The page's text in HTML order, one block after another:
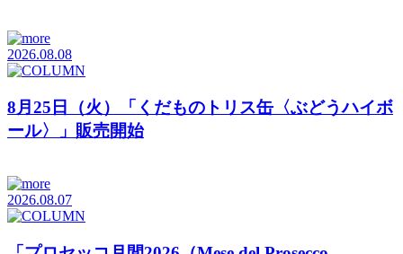
2026.08.08
8月25日（火）「くだものトリス缶〈ぶどうハイボ
ール〉」販売開始
2026.08.07